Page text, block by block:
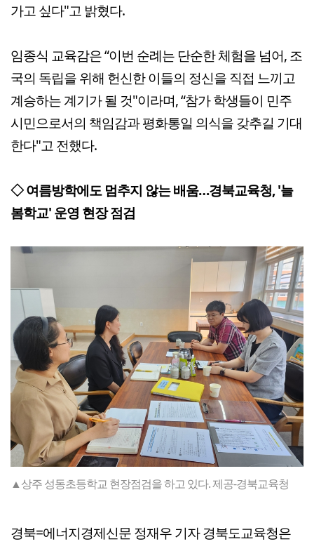
가고 싶다"고 밝혔다.
임종식 교육감은 “이번 순례는 단순한 체험을 넘어, 조
국의 독립을 위해 헌신한 이들의 정신을 직접 느끼고
계승하는 계기가 될 것"이라며, “참가 학생들이 민주
시민으로서의 책임감과 평화통일 의식을 갖추길 기대
한다"고 전했다.
◇ 여름방학에도 멈추지 않는 배움…경북교육청, '늘
봄학교' 운영 현장 점검
▲상주 성동초등학교 현장점검을 하고 있다. 제공-경북교육청
경북=에너지경제신문 정재우 기자 경북도교육청은